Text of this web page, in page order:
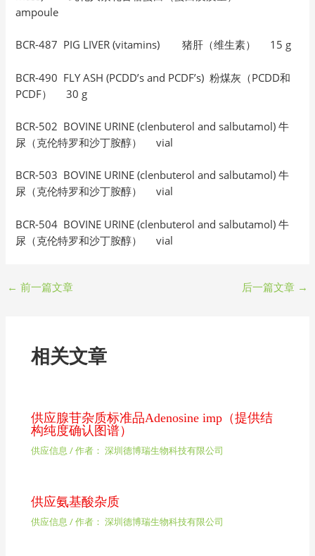
ampoule
BCR-487 PIG LIVER (vitamins) 猪肝（维生素） 15 g
BCR-490 FLY ASH (PCDD’s and PCDF’s) 粉煤灰（PCDD和
PCDF） 30 g
BCR-502 BOVINE URINE (clenbuterol and salbutamol) 牛
尿（克伦特罗和沙丁胺醇） vial
BCR-503 BOVINE URINE (clenbuterol and salbutamol) 牛
尿（克伦特罗和沙丁胺醇） vial
BCR-504 BOVINE URINE (clenbuterol and salbutamol) 牛
尿（克伦特罗和沙丁胺醇） vial
← 前一篇文章 后一篇文章 →
相关文章
供应腺苷杂质标准品Adenosine imp（提供结
构纯度确认图谱）
供应信息 / 作者： 深圳德博瑞生物科技有限公司
供应氨基酸杂质
供应信息 / 作者： 深圳德博瑞生物科技有限公司